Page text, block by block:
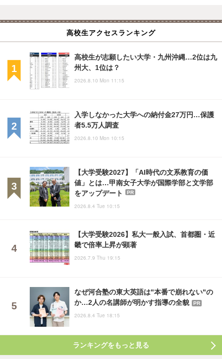
高校生アクセスランキング
高校生が志願したい大学・九州沖縄…2位は九
州大、1位は？
2026.8.10 Mon 11:15
入学しなかった大学への納付金27万円…保護
者5.5万人調査
2026.8.10 Mon 10:15
【大学受験2027】「AI時代の文系教育の価
値」とは…甲南女子大学が国際学部と文学部
をアップデート
PR
2026.8.4 Tue 10:15
【大学受験2026】私大一般入試、首都圏・近
畿で倍率上昇が顕著
2026.7.9 Thu 19:15
なぜ河合塾の東大英語は"本番で崩れない"の
か…2人の名講師が明かす指導の全貌
PR
2026.8.4 Tue 18:15
ランキングをもっと見る